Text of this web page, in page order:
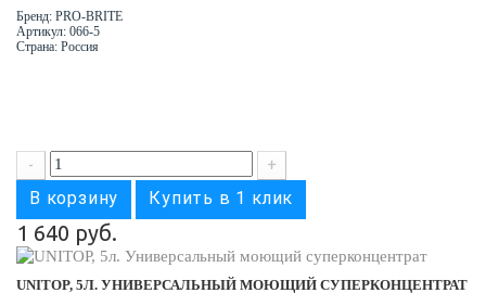
Бренд: PRO-BRITE
Артикул: 066-5
Страна: Россия
- +
В корзину Купить в 1 клик
1 640 руб.
UNITOP, 5Л. УНИВЕРСАЛЬНЫЙ МОЮЩИЙ СУПЕРКОНЦЕНТРАТ